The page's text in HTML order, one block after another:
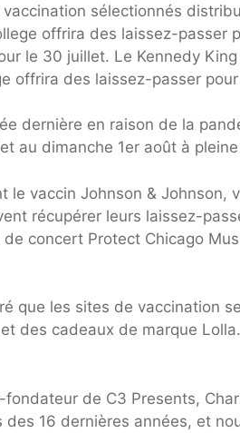
sélectionnés
offrira des laissez-passer
le 30 juillet. Le Kennedy
offrira des laissez-passer
dernière en raison de la
au dimanche 1er août à
le vaccin Johnson & Johnson,
récupérer leurs laissez-
de concert Protect Chicago
que les sites de vaccination
des cadeaux de marque
de C3 Presents,
des 16 dernières années, et